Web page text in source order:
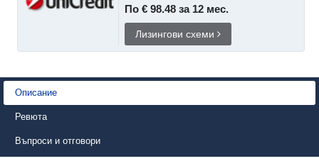
По € 98.48 за 12 мес.
Лизингови схеми
Описание
Ревюта
Въпроси и отговори